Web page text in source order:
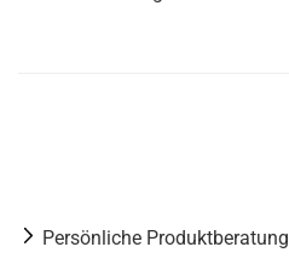
Persönliche Produktberatung